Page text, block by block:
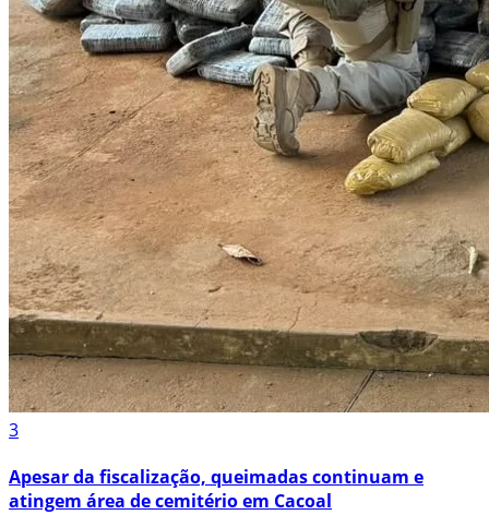
3
Apesar da fiscalização, queimadas continuam e
atingem área de cemitério em Cacoal